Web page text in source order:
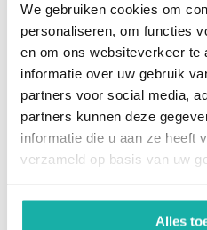
We gebruiken cookies om
personaliseren, om functies
en om ons websiteverkeer te
informatie over uw gebruik
partners voor social media,
partners kunnen deze
informatie die u aan ze heeft
verzameld op basis van uw
Alles
algehele gezondheid van de
opstellen van een effectief
Hoe werkt het?
De health consulent bestelt
eenvoudig via deze pagina.
De cliënt ontvangt een
verwijsbrief die men
De testresultaten zijn